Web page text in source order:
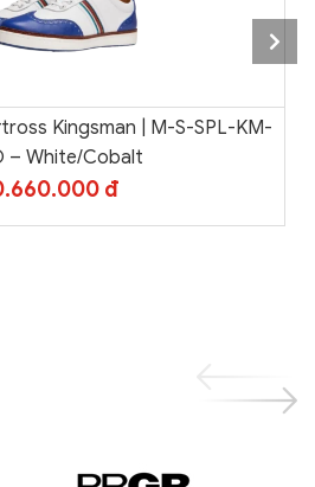
Kingsman | M-S-SPL-KM-
– White/Cobalt
đ